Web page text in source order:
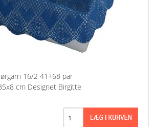
16/2 41+68 par
cm Designet Birgitte